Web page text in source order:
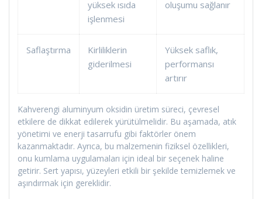
yüksek ısıda
işlenmesi
oluşumu sağlanır
Saflaştırma
Kirliliklerin
giderilmesi
Yüksek saflık,
performansı
artırır
Kahverengi aluminyum oksidin üretim süreci, çevresel
etkilere de dikkat edilerek yürütülmelidir. Bu aşamada, atık
yönetimi ve enerji tasarrufu gibi faktörler önem
kazanmaktadır. Ayrıca, bu malzemenin fiziksel özellikleri,
onu kumlama uygulamaları için ideal bir seçenek haline
getirir. Sert yapısı, yüzeyleri etkili bir şekilde temizlemek ve
aşındırmak için gereklidir.